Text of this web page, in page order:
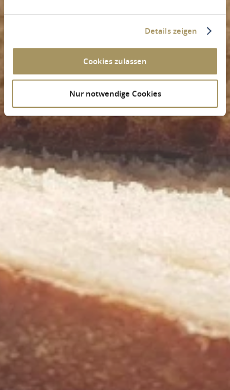
Details zeigen
Cookies zulassen
Nur notwendige Cookies